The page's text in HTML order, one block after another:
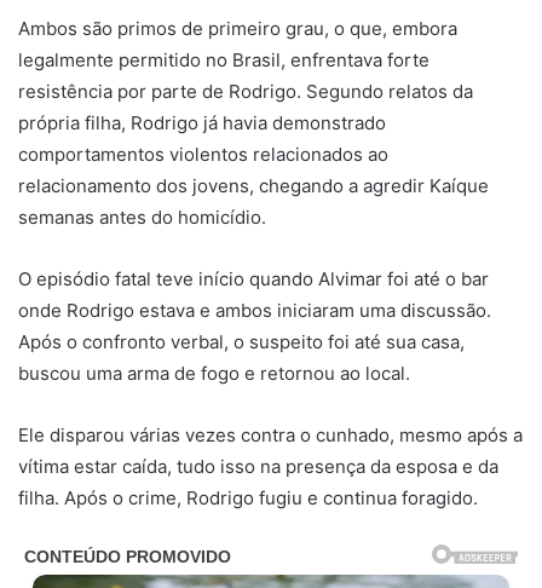
Ambos são primos de primeiro grau, o que, embora
legalmente permitido no Brasil, enfrentava forte
resistência por parte de Rodrigo. Segundo relatos da
própria filha, Rodrigo já havia demonstrado
comportamentos violentos relacionados ao
relacionamento dos jovens, chegando a agredir Kaíque
semanas antes do homicídio.
O episódio fatal teve início quando Alvimar foi até o bar
onde Rodrigo estava e ambos iniciaram uma discussão.
Após o confronto verbal, o suspeito foi até sua casa,
buscou uma arma de fogo e retornou ao local.
Ele disparou várias vezes contra o cunhado, mesmo após a
vítima estar caída, tudo isso na presença da esposa e da
filha. Após o crime, Rodrigo fugiu e continua foragido.